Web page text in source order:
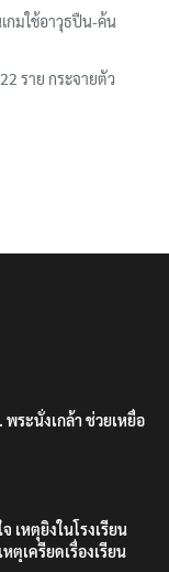
กมใช้อาวุธปืน-ค้น
ราย กระจายตัว
ระนั่งเกล้า ช่วยเหยื่อ
เหตุยิงในโรงเรียน
ตุเครียดเรื่องเรียน